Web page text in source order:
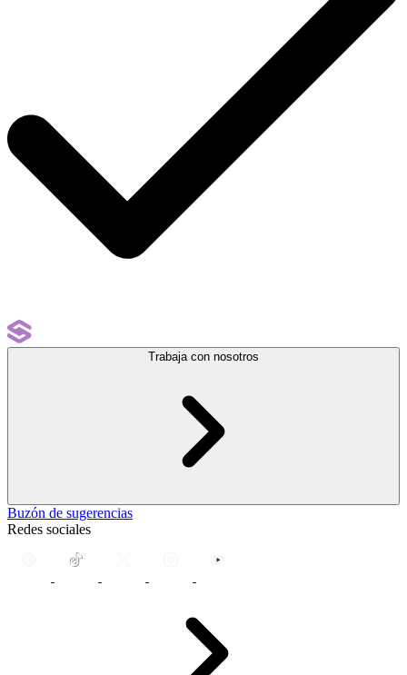
Trabaja con nosotros
Buzón de sugerencias
Redes sociales